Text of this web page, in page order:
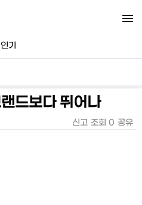
인기
드보다 뛰어나
신고 조회 0 공유